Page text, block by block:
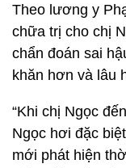
Theo lương y
chữa trị cho chị
chẩn đoán sai
khăn hơn và lâu
“Khi chị Ngọc
Ngọc hơi đặc
mới phát hiện